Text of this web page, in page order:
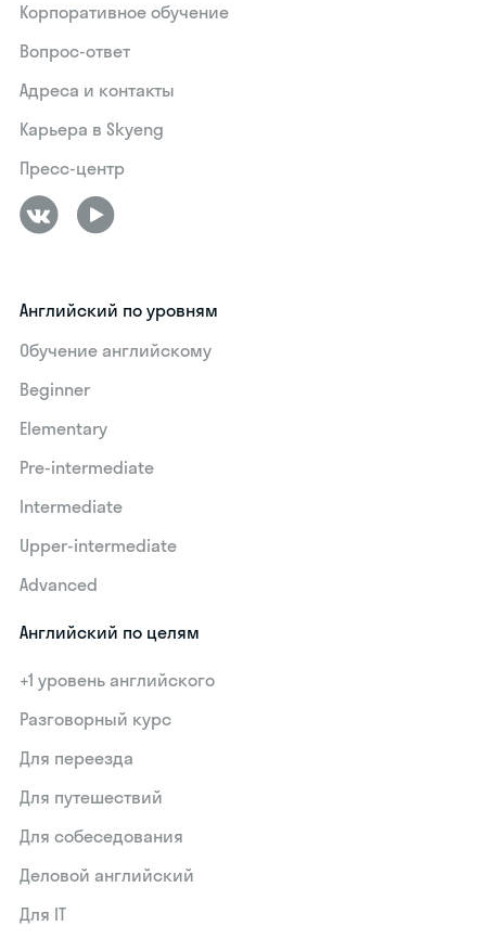
Корпоративное обучение
Вопрос-ответ
Адреса и контакты
Карьера в Skyeng
Пресс-центр
Английский по уровням
Обучение английскому
Beginner
Elementary
Pre-intermediate
Intermediate
Upper-intermediate
Advanced
Английский по целям
+1 уровень английского
Разговорный курс
Для переезда
Для путешествий
Для собеседования
Деловой английский
Для IT